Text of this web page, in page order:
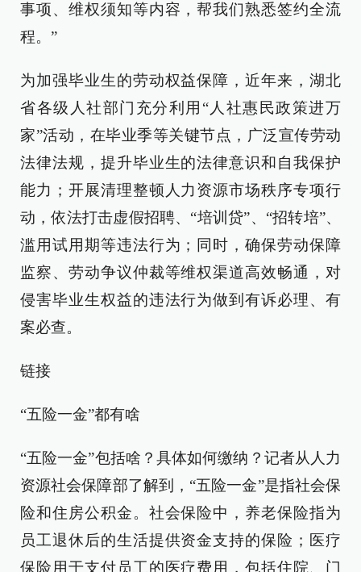
事项、维权须知等内容，帮我们熟悉签约全流
程。”
为加强毕业生的劳动权益保障，近年来，湖北
省各级人社部门充分利用“人社惠民政策进万
家”活动，在毕业季等关键节点，广泛宣传劳动
法律法规，提升毕业生的法律意识和自我保护
能力；开展清理整顿人力资源市场秩序专项行
动，依法打击虚假招聘、“培训贷”、“招转培”、
滥用试用期等违法行为；同时，确保劳动保障
监察、劳动争议仲裁等维权渠道高效畅通，对
侵害毕业生权益的违法行为做到有诉必理、有
案必查。
链接
“五险一金”都有啥
“五险一金”包括啥？具体如何缴纳？记者从人力
资源社会保障部了解到，“五险一金”是指社会保
险和住房公积金。社会保险中，养老保险指为
员工退休后的生活提供资金支持的保险；医疗
保险用于支付员工的医疗费用，包括住院、门